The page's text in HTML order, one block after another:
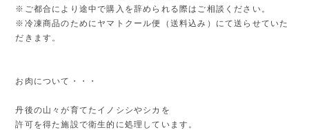
※ご都合により途中で購入を辞められる際はご相談ください。
※冷凍商品のためにヤマトクール便（送料込み）にて送らせていた
だきます。
お肉について・・・
丹後の山々が育てたイノシシやシカを
許可を得た施設で衛生的に処理しています。